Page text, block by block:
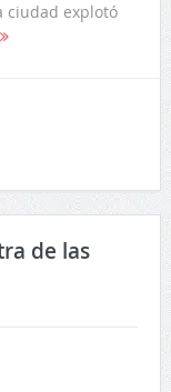
ciudad explotó
de las